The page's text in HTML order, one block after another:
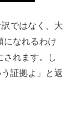
ではなく、大
になれるわけ
れます。し
証拠よ」と返